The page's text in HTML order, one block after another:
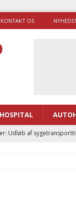
KONTAKT OS
Udløb af